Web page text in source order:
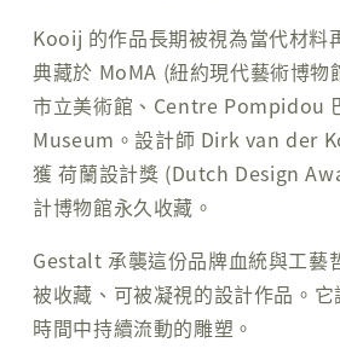
Kooij 的作品長期被視為當代材料
典藏於 MoMA (紐約現代藝術博
市立美術館、Centre Pompidou
Museum。設計師 Dirk van der
獲 荷蘭設計獎 (Dutch Design
計博物館永久收藏。
Gestalt 承襲這份品牌血統與工藝
被收藏、可被凝視的設計作品。
時間中持續流動的雕塑。